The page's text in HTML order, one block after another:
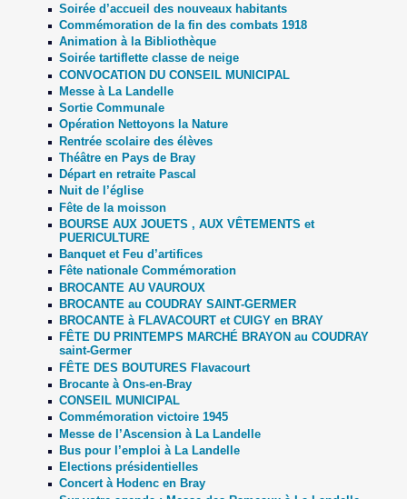
Soirée d’accueil des nouveaux habitants
Commémoration de la fin des combats 1918
Animation à la Bibliothèque
Soirée tartiflette classe de neige
CONVOCATION DU CONSEIL MUNICIPAL
Messe à La Landelle
Sortie Communale
Opération Nettoyons la Nature
Rentrée scolaire des élèves
Théâtre en Pays de Bray
Départ en retraite Pascal
Nuit de l’église
Fête de la moisson
BOURSE AUX JOUETS , AUX VÊTEMENTS et
PUERICULTURE
Banquet et Feu d’artifices
Fête nationale Commémoration
BROCANTE AU VAUROUX
BROCANTE au COUDRAY SAINT-GERMER
BROCANTE à FLAVACOURT et CUIGY en BRAY
FÊTE DU PRINTEMPS MARCHÉ BRAYON au COUDRAY
saint-Germer
FÊTE DES BOUTURES Flavacourt
Brocante à Ons-en-Bray
CONSEIL MUNICIPAL
Commémoration victoire 1945
Messe de l’Ascension à La Landelle
Bus pour l’emploi à La Landelle
Elections présidentielles
Concert à Hodenc en Bray